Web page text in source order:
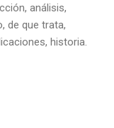
análisis,
de que trata,
historia.